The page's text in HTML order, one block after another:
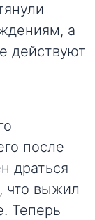
а
действуют
после
драться
что выжил
Теперь